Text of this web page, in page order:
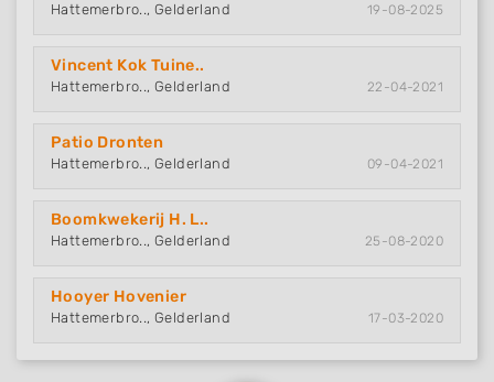
Hattemerbro.., Gelderland 19-08-2025
Vincent Kok Tuine..
Hattemerbro.., Gelderland 22-04-2021
Patio Dronten
Hattemerbro.., Gelderland 09-04-2021
Boomkwekerij H. L..
Hattemerbro.., Gelderland 25-08-2020
Hooyer Hovenier
Hattemerbro.., Gelderland 17-03-2020